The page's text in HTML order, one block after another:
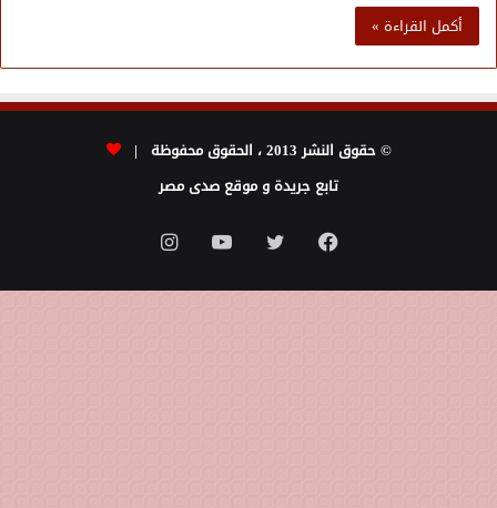
أكمل القراءة »
© حقوق النشر 2013 ، الحقوق محفوظة |
تابع جريدة و موقع صدى مصر
فيسبوك تويتر يوتيوبانستقرام